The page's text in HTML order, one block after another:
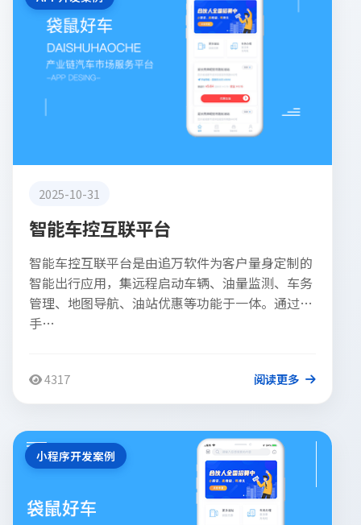
2025-10-31
智能车控互联平台
智能车控互联平台是由追万软件为客户量身定制的
智能出行应用，集远程启动车辆、油量监测、车务
管理、地图导航、油站优惠等功能于一体。通过
手…
4317 阅读更多
小程序开发案例